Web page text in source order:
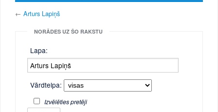
←Arturs Lapiņš
NORĀDES UZ ŠO RAKSTU
Lapa:
Vārdtelpa:
Izvēlēties pretēji